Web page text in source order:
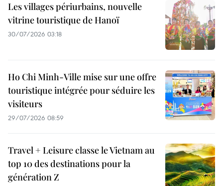
Les villages périurbains, nouvelle
vitrine touristique de Hanoï
30/07/2026 03:18
Ho Chi Minh-Ville mise sur une offre
touristique intégrée pour séduire les
visiteurs
29/07/2026 08:59
Travel + Leisure classe le Vietnam au
top 10 des destinations pour la
génération Z